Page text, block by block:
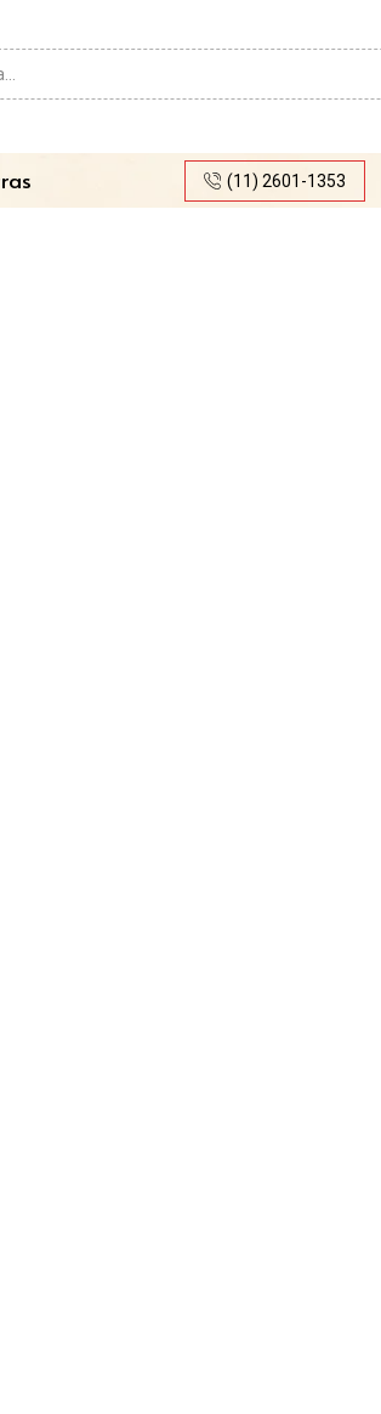
(11) 2601-1353